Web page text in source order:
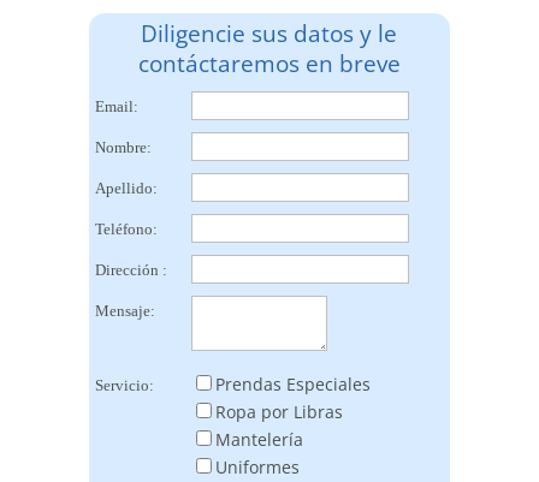
Diligencie sus datos y le
contáctaremos en breve
Email:
Nombre:
Apellido:
Teléfono:
Dirección :
Mensaje:
Servicio:
Prendas Especiales
Ropa por Libras
Mantelería
Uniformes